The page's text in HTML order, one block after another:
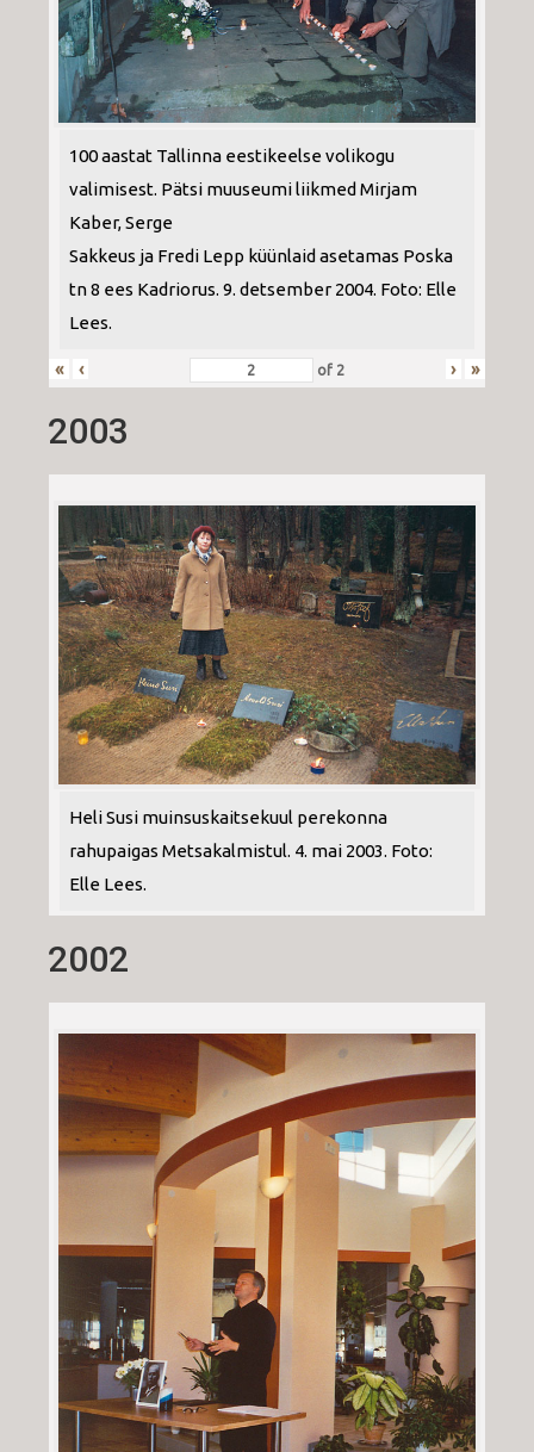
100 aastat Tallinna eestikeelse volikogu
valimisest. Pätsi muuseumi liikmed Mirjam
Kaber, Serge
Sakkeus ja Fredi Lepp küünlaid asetamas Poska
tn 8 ees Kadriorus. 9. detsember 2004. Foto: Elle
Lees.
« ‹ of 2 › »
2003
Heli Susi muinsuskaitsekuul perekonna
rahupaigas Metsakalmistul. 4. mai 2003. Foto:
Elle Lees.
2002